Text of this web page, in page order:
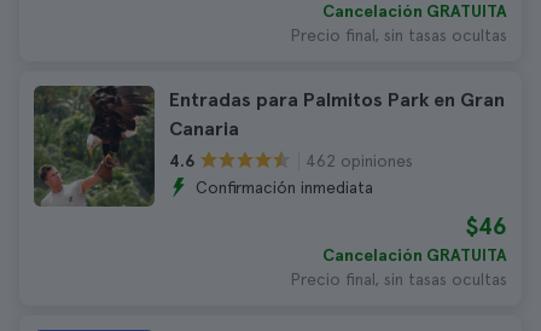
Cancelación GRATUITA
Precio final, sin tasas ocultas
Entradas para Palmitos Park en Gran
Canaria
4.6
462 opiniones
Confirmación inmediata
$46
Cancelación GRATUITA
Precio final, sin tasas ocultas